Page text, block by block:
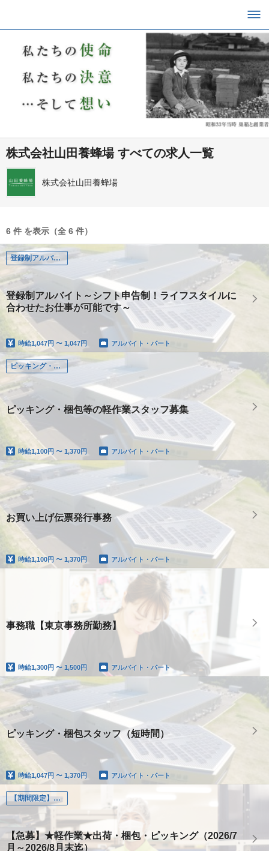
株式会社山田養蜂場 すべての求人一覧
株式会社山田養蜂場
6 件 を表示（全 6 件）
登録制アルバイト
登録制アルバイト～シフト申告制！ライフスタイルに
合わせたお仕事が可能です～
時給1,047円 〜 1,047円 アルバイト・パート
ピッキング・梱包スタッフ
ピッキング・梱包等の軽作業スタッフ募集
時給1,100円 〜 1,370円 アルバイト・パート
お買い上げ伝票発行事務
時給1,100円 〜 1,370円 アルバイト・パート
事務職【東京事務所勤務】
時給1,300円 〜 1,500円 アルバイト・パート
ピッキング・梱包スタッフ（短時間）
時給1,047円 〜 1,370円 アルバイト・パート
【期間限定】出荷・ピッキング業務短期アルバイト
【急募】★軽作業★出荷・梱包・ピッキング（2026/7
月～2026/8月末迄）